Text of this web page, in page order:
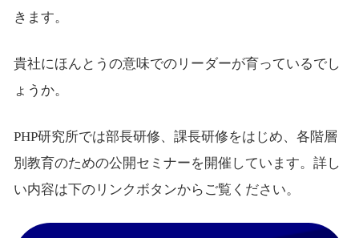
きます。
貴社にほんとうの意味でのリーダーが育っているでし
ょうか。
PHP研究所では部長研修、課長研修をはじめ、各階層
別教育のための公開セミナーを開催しています。詳し
い内容は下のリンクボタンからご覧ください。